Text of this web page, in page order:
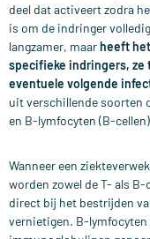
deel dat activeert zodra
is om de indringer
langzamer, maarheeft
specifieke indringers, ze
eventuele volgende
uit verschillende soorten
en B-lymfocyten (B-
Wanneer een
worden zowel de T- als
direct bij het bestrijden
vernietigen. B-